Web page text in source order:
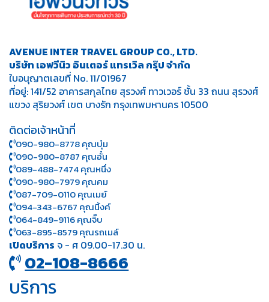
AVENUE INTER TRAVEL GROUP CO., LTD.
บริษัท เอฟวีนิว อินเตอร์ แทรเวิล กรุ๊ป จำกัด
ใบอนุญาตเลขที่ No. 11/01967
ที่อยู่: 141/52 อาคารสกุลไทย สุรวงศ์ ทาวเวอร์ ชั้น 33 ถนน สุรวงศ์
แขวง สุริยวงศ์ เขต บางรัก กรุงเทพมหานคร 10500
ติดต่อเจ้าหน้าที่
090-980-8778 คุณบุ๋ม
090-980-8787 คุณอั๋น
089-488-7474 คุณหนึ่ง
090-980-7979 คุณคม
087-709-0110 คุณเมย์
094-343-6767 คุณนิ้งค์
064-849-9116 คุณจิ๊บ
063-895-8 579คุณรถเมล์
เปิดบริการ จ - ศ 09.00-17.30 น.
02-108-8666
บริการ